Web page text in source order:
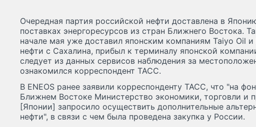
Очередная партия российской нефти доставлена в
поставках энергоресурсов из стран Ближнего Востока.
начале мая уже доставил японским компаниям Taiyo Oil и
нефти с Сахалина, прибыл к терминалу японской
следует из данных сервисов наблюдения за
ознакомился корреспондент ТАСС.
В ENEOS ранее заявили корреспонденту ТАСС, что "на
Ближнем Востоке Министерство экономики, торговли и
[Японии] запросило осуществить дополнительные
нефти", в связи с чем была проведена закупка у России.